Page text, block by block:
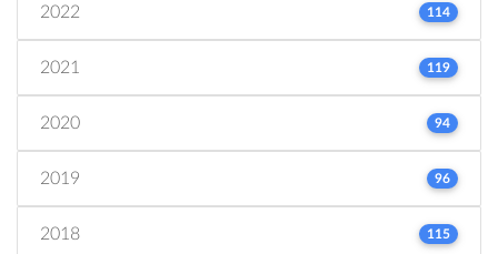
2022 114
2021 119
2020 94
2019 96
2018 115